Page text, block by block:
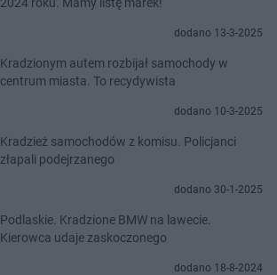
dodano 13-3-2025
Kradzionym autem rozbijał samochody w
centrum miasta. To recydywista
dodano 10-3-2025
Kradzież samochodów z komisu. Policjanci
złapali podejrzanego
dodano 30-1-2025
Podlaskie. Kradzione BMW na lawecie.
Kierowca udaje zaskoczonego
dodano 18-8-2024